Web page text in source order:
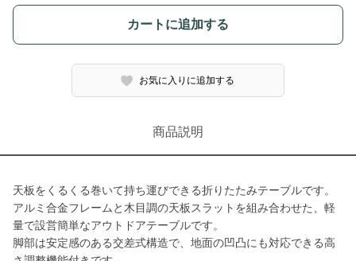
カートに追加する
お気に入りに追加する
商品説明
天板をくるくる巻いて持ち運びできる折りたたみテーブルです。
アルミ合金フレームと木目調の天板スラットを組み合わせた、軽
量で設営簡単なアウトドアテーブルです。
脚部は安定感のある交差式構造で、地面の凹凸にも対応できる高